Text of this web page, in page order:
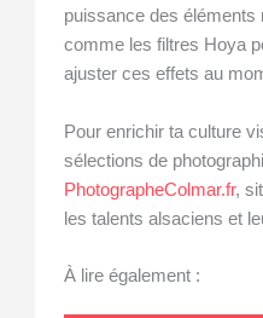
puissance des éléments
comme les filtres Hoya
ajuster ces effets au
Pour enrichir ta culture
sélections de
PhotographeColmar.fr,
les talents alsaciens et
À lire également :